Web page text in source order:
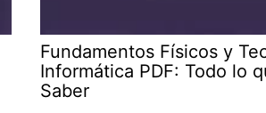
Fundamentos Físicos y
Informática PDF: Todo lo
Saber